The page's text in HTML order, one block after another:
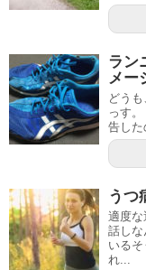
ラン
メー
どう
っす
告した
うつ
適度な
話しな
いる
れ...